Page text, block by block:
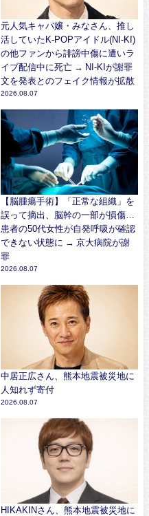
元人気キャバ嬢・みなさん、推し
活していたK-POPアイドル(NI-KI)
の他ファンから誹謗中傷に遭いラ
イブ配信中に死亡 → NI-KIが謝罪
文を発表とのフェイク情報が拡散
2026.08.07
【脳腫瘍手術】「正常な組織」を
誤って摘出、脳幹の一部が損傷…
患者の50代女性が自発呼吸が確認
できない状態に → 京大病院が謝
罪
2026.08.07
中居正広さん、熊本地震被災地に
人知れず寄付
2026.08.07
HIKAKINさん、熊本地震被災地に